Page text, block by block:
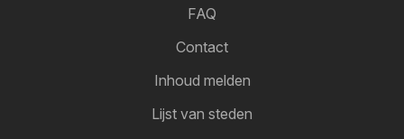
FAQ
Contact
Inhoud melden
Lijst van steden